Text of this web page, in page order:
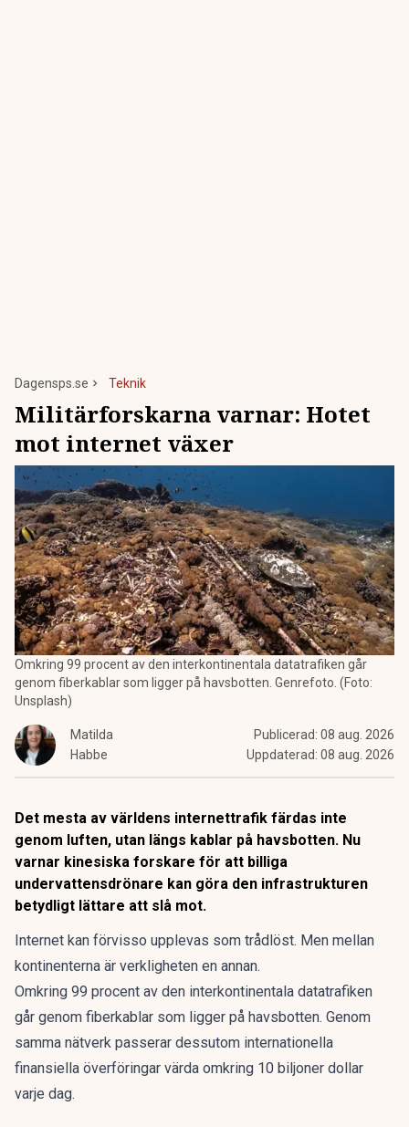
Dagensps.se Teknik
Militärforskarna varnar: Hotet
mot internet växer
Omkring 99 procent av den interkontinentala datatrafiken går
genom fiberkablar som ligger på havsbotten. Genrefoto. (Foto:
Unsplash)
Matilda
Habbe
Publicerad: 08 aug. 2026
Uppdaterad: 08 aug. 2026
Det mesta av världens internettrafik färdas inte
genom luften, utan längs kablar på havsbotten. Nu
varnar kinesiska forskare för att billiga
undervattensdrönare kan göra den infrastrukturen
betydligt lättare att slå mot.
Internet kan förvisso upplevas som trådlöst. Men mellan
kontinenterna är verkligheten en annan.
Omkring 99 procent av den interkontinentala datatrafiken
går genom fiberkablar som ligger på havsbotten. Genom
samma nätverk passerar dessutom internationella
finansiella överföringar värda omkring 10 biljoner dollar
varje dag.